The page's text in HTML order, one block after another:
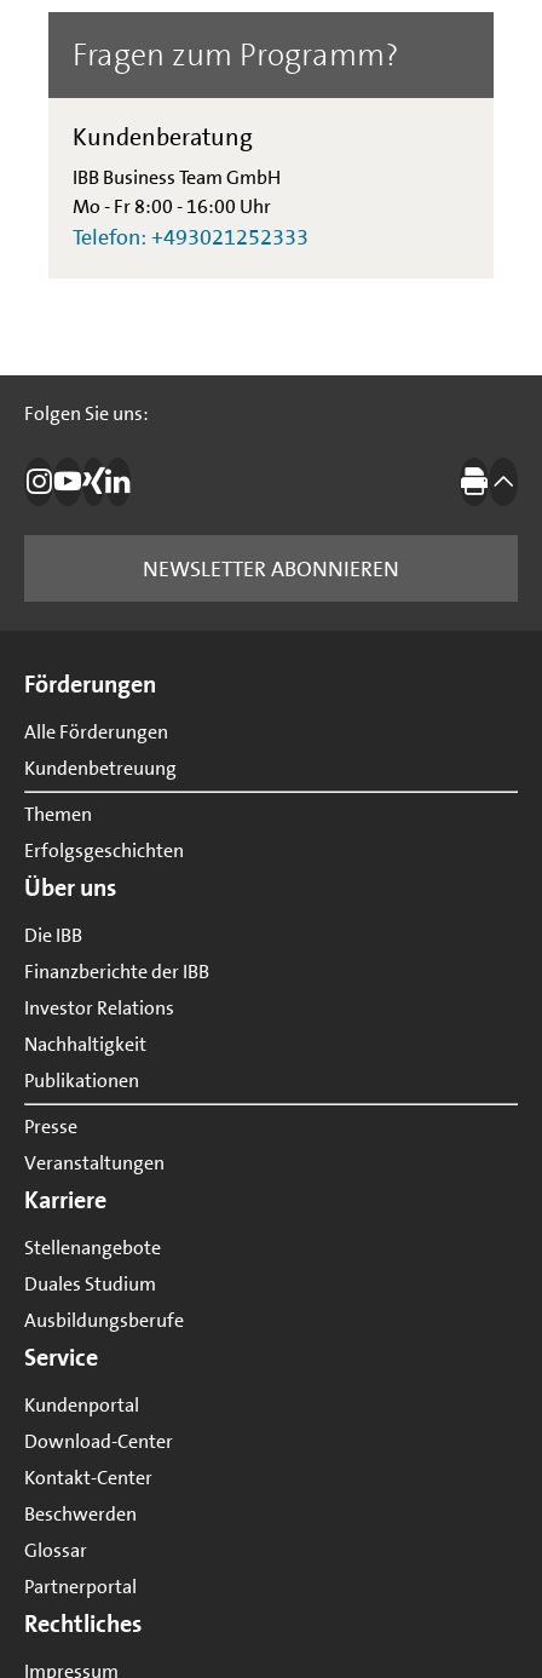
Fragen zum Programm?
Kundenberatung
IBB Business Team GmbH
Mo - Fr 8:00 - 16:00 Uhr
Telefon: +493021252333
Folgen Sie uns:
Folgen Sie uns:
Die IBB auf Instagram
Die IBB auf YouTube
Die IBB auf Xing
Die IBB auf LinkedIn Drucken
NEWSLETTER ABONNIEREN
Förderungen
Alle Förderungen
Kundenbetreuung
Themen
Erfolgsgeschichten
Über uns
Die IBB
Finanzberichte der IBB
Investor Relations
Nachhaltigkeit
Publikationen
Presse
Veranstaltungen
Karriere
Stellenangebote
Duales Studium
Ausbildungsberufe
Service
Kundenportal
Download-Center
Kontakt-Center
Beschwerden
Glossar
Partnerportal
Rechtliches
Impressum